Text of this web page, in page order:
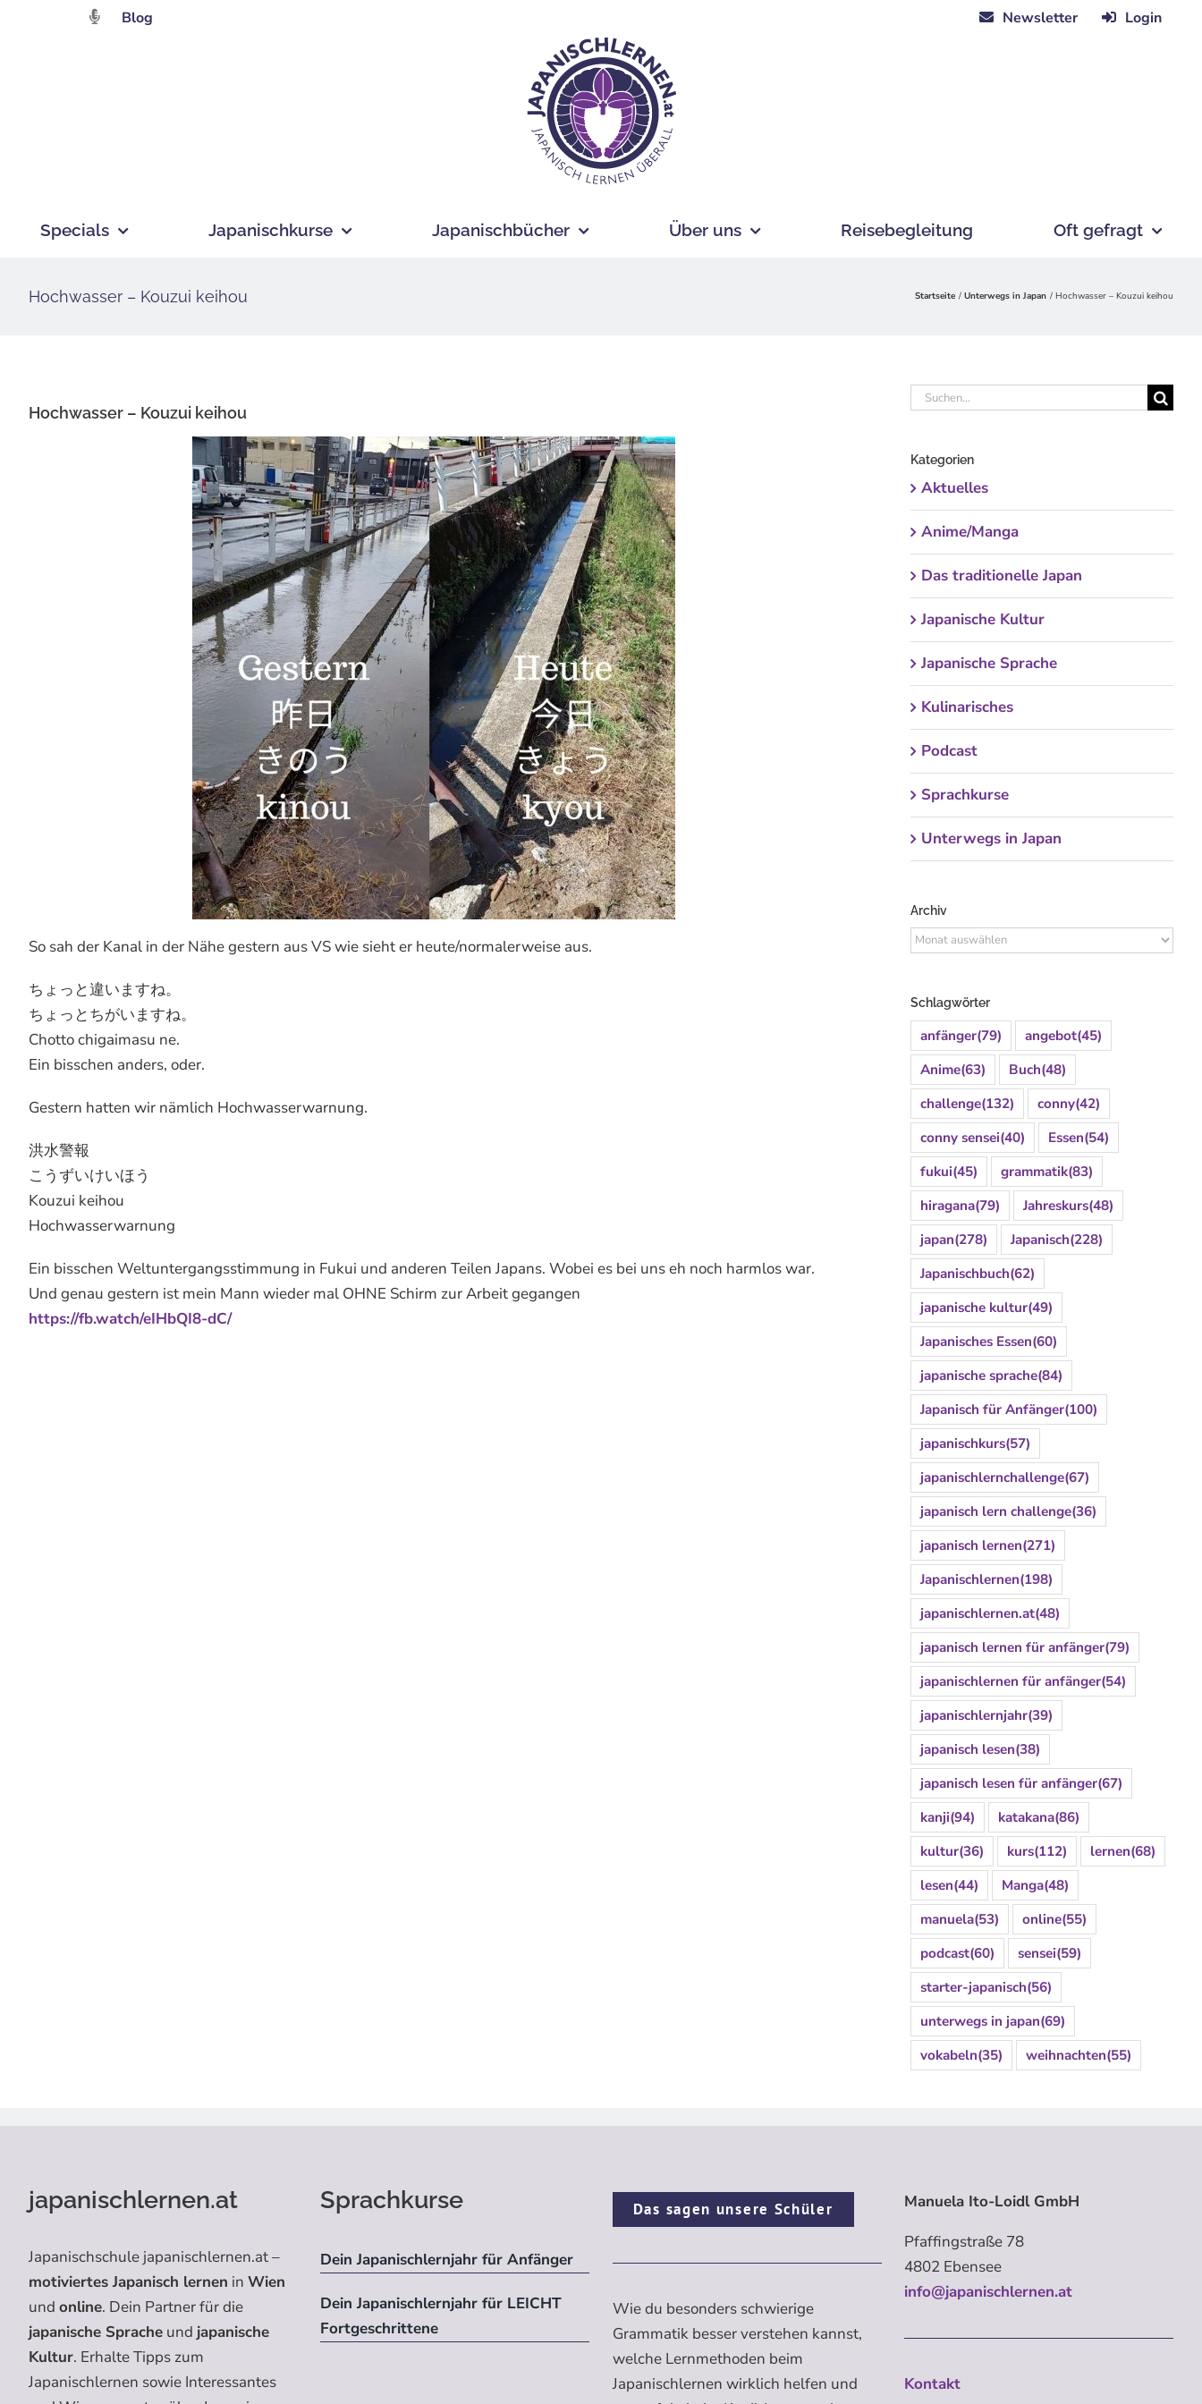
Blog Newsletter Login
Specials Japanischkurse Japanischbücher Über uns Reisebegleitung Oft gefragt
Hochwasser – Kouzui keihou Startseite Unterwegs in Japan Hochwasser – Kouzui keihou
Hochwasser – Kouzui keihou
So sah der Kanal in der Nähe gestern aus VS wie sieht er heute/normalerweise aus.
ちょっと違いますね。
ちょっとちがいますね。
Chotto chigaimasu ne.
Ein bisschen anders, oder.
Gestern hatten wir nämlich Hochwasserwarnung.
洪水警報
こうずいけいほう
Kouzui keihou
Hochwasserwarnung
Ein bisschen Weltuntergangsstimmung in Fukui und anderen Teilen Japans. Wobei es bei uns eh noch harmlos war.
Und genau gestern ist mein Mann wieder mal OHNE Schirm zur Arbeit gegangen
https://fb.watch/eIHbQI8-dC/
Suche
Kategorien
Aktuelles
Anime/Manga
Das traditionelle Japan
Japanische Kultur
Japanische Sprache
Kulinarisches
Podcast
Sprachkurse
Unterwegs in Japan
Archiv
Archiv
Schlagwörter
anfänger(79) angebot(45)
Anime(63) Buch(48)
challenge(132) conny(42)
conny sensei(40) Essen(54)
fukui(45) grammatik(83)
hiragana(79) Jahreskurs(48)
japan(278) Japanisch(228)
Japanischbuch(62)
japanische kultur(49)
Japanisches Essen(60)
japanische sprache(84)
Japanisch für Anfänger(100)
japanischkurs(57)
japanischlernchallenge(67)
japanisch lern challenge(36)
japanisch lernen(271)
Japanischlernen(198)
japanischlernen.at(48)
japanisch lernen für anfänger(79)
japanischlernen für anfänger(54)
japanischlernjahr(39)
japanisch lesen(38)
japanisch lesen für anfänger(67)
kanji(94) katakana(86)
kultur(36) kurs(112) lernen(68)
lesen(44) Manga(48)
manuela(53) online(55)
podcast(60) sensei(59)
starter-japanisch(56)
unterwegs in japan(69)
vokabeln(35) weihnachten(55)
japanischlernen.at
Japanischschule japanischlernen.at –
motiviertes Japanisch lernen in Wien
und online. Dein Partner für die
japanische Spracheund japanische
Kultur. Erhalte Tipps zum
Japanischlernen sowie Interessantes
Sprachkurse
Dein Japanischlernjahr für Anfänger
Dein Japanischlernjahr für LEICHT
Fortgeschrittene
Das sagen unsere Schüler
Wie du besonders schwierige
Grammatik besser verstehen kannst,
welche Lernmethoden beim
Japanischlernen wirklich helfen und
Manuela Ito-Loidl GmbH
Pfaffingstraße 78
4802 Ebensee
info@japanischlernen.at
Kontakt